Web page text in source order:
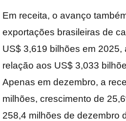
Em receita, o avanço
exportações brasileiras de
US$ 3,619 bilhões em 2025,
relação aos US$ 3,033
Apenas em dezembro, a
milhões, crescimento de
258,4 milhões de dezembro